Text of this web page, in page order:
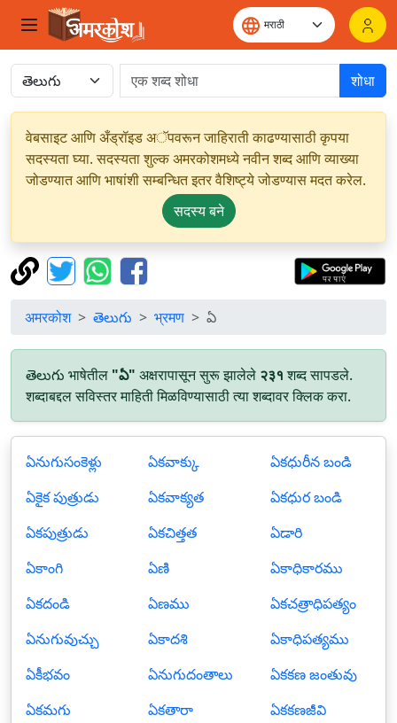
शोधा
वेबसाइट आणि अँड्रॉइड अॅपवरून जाहिराती काढण्यासाठी कृपया
सदस्यता घ्या. सदस्यता शुल्क अमरकोशमध्ये नवीन शब्द आणि व्याख्या
जोडण्यात आणि भाषांशी सम्बन्धित इतर वैशिष्ट्ये जोडण्यास मदत करेल.
सदस्य बने
अमरकोश తెలుగు भ्रमण ఏ
తెలుగు भाषेतील "ఏ" अक्षरापासून सुरू झालेले २३१शब्द सापडले.
शब्दाबद्दल सविस्तर माहिती मिळविण्यासाठी त्या शब्दावर क्लिक करा.
ఏనుగుసంకెళ్లు
ఏకైక పుత్రుడు
ఏకపుత్రుడు
ఏకాంగి
ఏకదండి
ఏనుగువుచ్చు
ఏకీభవం
ఏకమగు
ఏకవాక్కు
ఏకవాక్యత
ఏకచిత్తత
ఏణి
ఏణము
ఏకాదశి
ఏనుగుదంతాలు
ఏకతారా
ఏకధురీన బండి
ఏకధుర బండి
ఏడారి
ఏకాధికారము
ఏకచత్రాధిపత్యం
ఏకాధిపత్యము
ఏకకణ జంతువు
ఏకకణజీవి